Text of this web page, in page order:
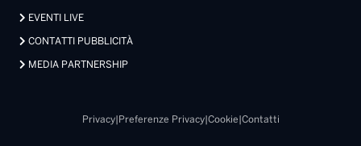
EVENTI LIVE
CONTATTI PUBBLICITÀ
MEDIA PARTNERSHIP
Privacy| Preferenze Privacy| Cookie Contatti